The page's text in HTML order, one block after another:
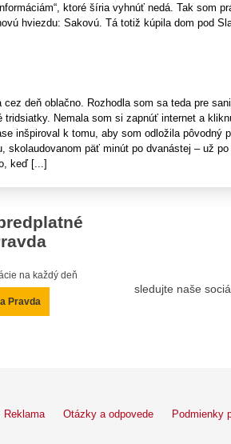
ktoré šíria vyhnúť nedá. Tak som
hviezdu: Sakovú. Tá totiž kúpila dom pod
deň oblačno. Rozhodla som sa teda pre
tridsiatky. Nemala som si zapnúť internet a
inšpiroval k tomu, aby som odložila pôvodný
skolaudovanom päť minút po dvanástej – už po
keď [...]
na každý deň
Pravda
sledujte naše
Reklama Otázky a odpovede Podmienky